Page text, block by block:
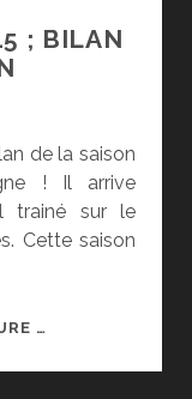
; BILAN
de la saison
! Il arrive
trainé sur le
Cette saison
…